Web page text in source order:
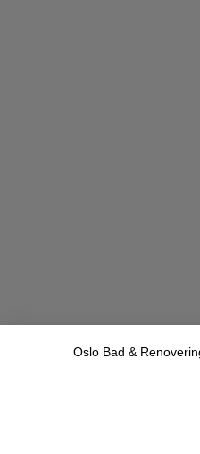
Oslo Bad &